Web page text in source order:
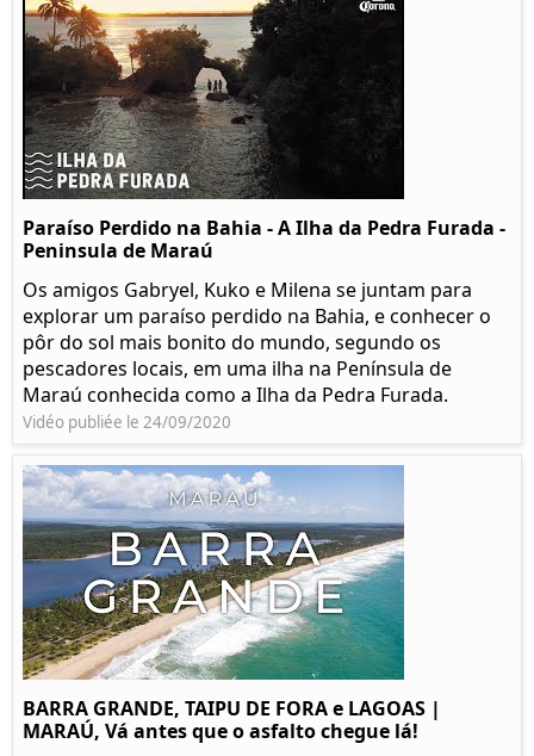
Paraíso Perdido na Bahia - A Ilha da Pedra Furada -
Peninsula de Maraú
Os amigos Gabryel, Kuko e Milena se juntam para
explorar um paraíso perdido na Bahia, e conhecer o
pôr do sol mais bonito do mundo, segundo os
pescadores locais, em uma ilha na Península de
Maraú conhecida como a Ilha da Pedra Furada.
Vidéo publiée le 24/09/2020
BARRA GRANDE, TAIPU DE FORA e LAGOAS |
MARAÚ, Vá antes que o asfalto chegue lá!